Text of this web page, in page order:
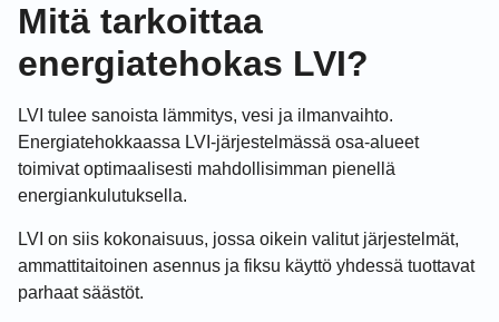
Mitä tarkoittaa
energiatehokas LVI?
LVI tulee sanoista lämmitys, vesi ja ilmanvaihto.
Energiatehokkaassa LVI-järjestelmässä osa-alueet
toimivat optimaalisesti mahdollisimman pienellä
energiankulutuksella.
LVI on siis kokonaisuus, jossa oikein valitut järjestelmät,
ammattitaitoinen asennus ja fiksu käyttö yhdessä tuottavat
parhaat säästöt.